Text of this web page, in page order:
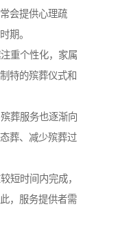
会提供心理疏
期。
重个性化，家属
特的殡葬仪式和
葬服务也逐渐向
葬、减少殡葬过
短时间内完成，
，服务提供者需